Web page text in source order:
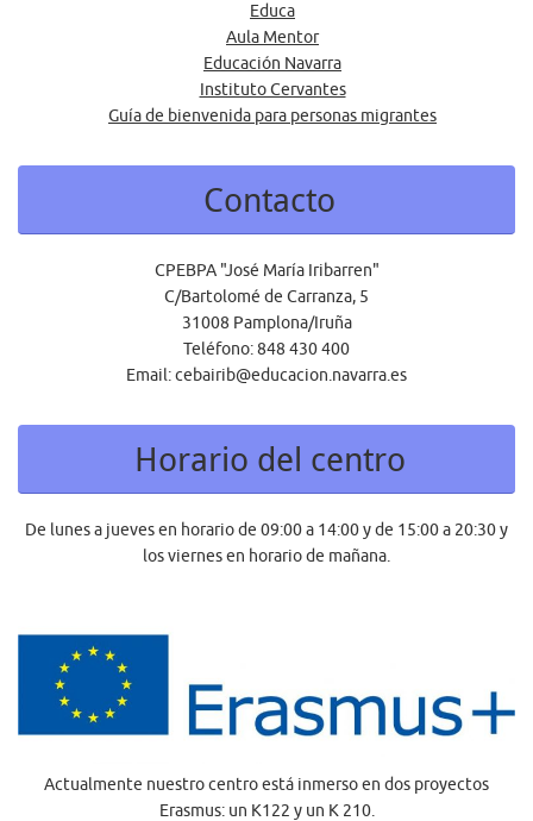
Educa
Aula Mentor
Educación Navarra
Instituto Cervantes
Guía de bienvenida para personas migrantes
Contacto
CPEBPA "José María Iribarren"
C/Bartolomé de Carranza, 5
31008 Pamplona/Iruña
Teléfono: 848 430 400
Email: cebairib@educacion.navarra.es
Horario del centro
De lunes a jueves en horario de 09:00 a 14:00 y de 15:00 a 20:30 y
los viernes en horario de mañana.
Actualmente nuestro centro está inmerso en dos proyectos
Erasmus: un K122 y un K 210.